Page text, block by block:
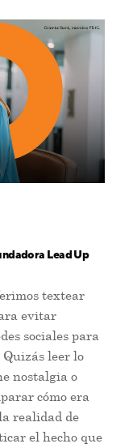
Lead Up
textear
evitar
sociales para
leer lo
nostalgia o
cómo era
realidad de
el hecho que